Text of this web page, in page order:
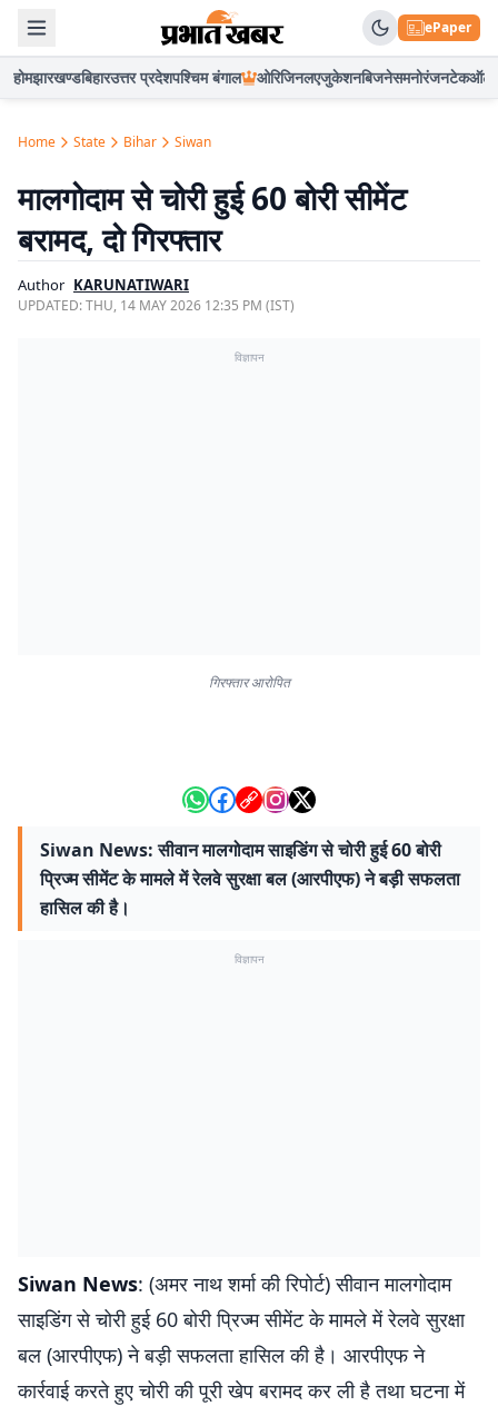
ePaper
होमझारखण्डबिहारउत्तर प्रदेशपश्चिम बंगाल ओरिजिनलएजुकेशनबिजनेसमनोरंजनटेकऑटो
Home State Bihar Siwan
मालगोदाम से चोरी हुई 60 बोरी सीमेंट
बरामद, दो गिरफ्तार
Author KARUNATIWARI
UPDATED:THU, 14 MAY 2026 12:35 PM (IST)
विज्ञापन
गिरफ्तार आरोपित
Siwan News: सीवान मालगोदाम साइडिंग से चोरी हुई 60 बोरी
प्रिज्म सीमेंट के मामले में रेलवे सुरक्षा बल (आरपीएफ) ने बड़ी सफलता
हासिल की है।
विज्ञापन
Siwan News: (अमर नाथ शर्मा की रिपोर्ट) सीवान मालगोदाम
साइडिंग से चोरी हुई 60 बोरी प्रिज्म सीमेंट के मामले में रेलवे सुरक्षा
बल (आरपीएफ) ने बड़ी सफलता हासिल की है। आरपीएफ ने
कार्रवाई करते हुए चोरी की पूरी खेप बरामद कर ली है तथा घटना में